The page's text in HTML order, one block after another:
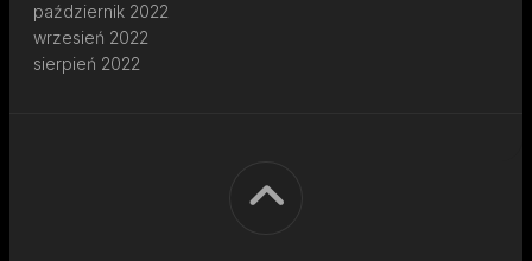
październik 2022
wrzesień 2022
sierpień 2022